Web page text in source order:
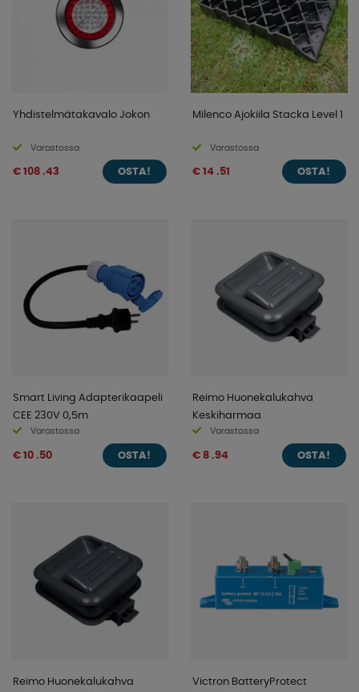
Yhdistelmätakavalo Jokon
Varastossa
€ 108 .43 OSTA!
Milenco Ajokiila Stacka Level 1
Varastossa
€ 14 .51 OSTA!
Smart Living Adapterikaapeli
CEE 230V 0,5m
Varastossa
€ 10 .50 OSTA!
Reimo Huonekalukahva
Keskiharmaa
Varastossa
€ 8 .94 OSTA!
Reimo Huonekalukahva
Victron BatteryProtect